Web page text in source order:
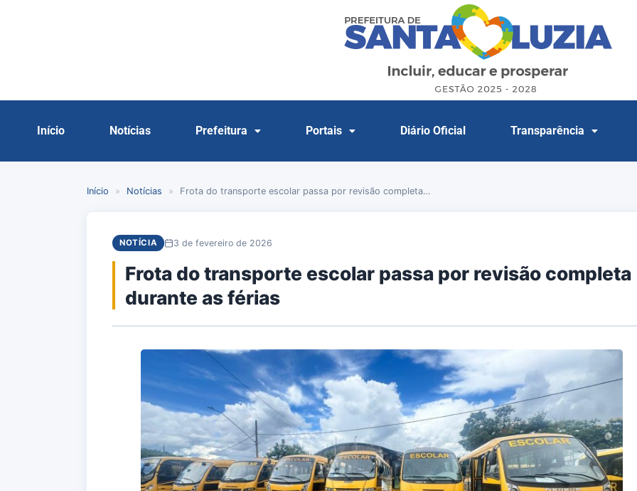
Início Notícias Prefeitura Portais Diário Oficial Transparência
Início » Notícias » Frota do transporte escolar passa por revisão completa…
NOTÍCIA 3 de fevereiro de 2026
Frota do transporte escolar passa por revisão completa
durante as férias